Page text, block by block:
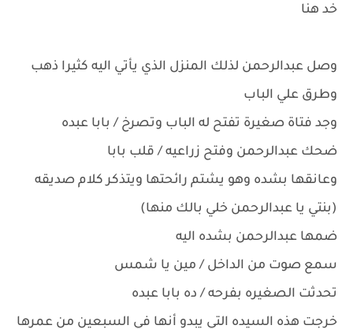
خد هنا
وصل عبدالرحمن لذلك المنزل الذي يأتي اليه كثيرا ذهب
وطرق علي الباب
وجد فتاة صغيرة تفتح له الباب وتصرخ / بابا عبده
ضحك عبدالرحمن وفتح زراعيه / قلب بابا
وعانقها بشده وهو يشتم رائحتها ويتذكر كلام صديقه
(بنتي يا عبدالرحمن خلي بالك منها)
ضمها عبدالرحمن بشده اليه
سمع صوت من الداخل / مين يا شمس
تحدثت الصغيره بفرحه / ده بابا عبده
خرجت هذه السيده التي يبدو أنها في السبعين من عمرها